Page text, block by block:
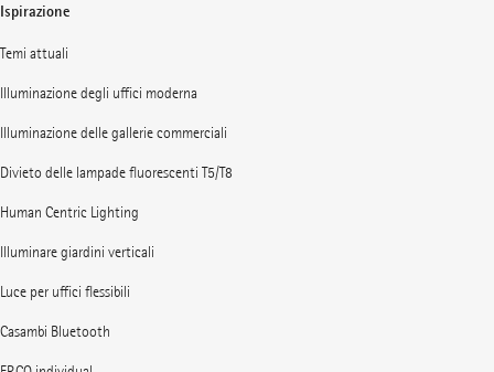
Ispirazione
Temi attuali
Illuminazione degli uffici moderna
Illuminazione delle gallerie commerciali
Divieto delle lampade fluorescenti T5/T8
Human Centric Lighting
Illuminare giardini verticali
Luce per uffici flessibili
Casambi Bluetooth